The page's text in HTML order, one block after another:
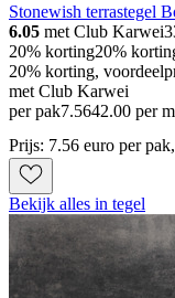
Stonewish terrastegel
6.05 met Club Karwei
20% korting20%
20% korting,
met Club Karwei
per pak7.5642.00 per
Prijs: 7.56 euro per
Bekijk alles in tegel